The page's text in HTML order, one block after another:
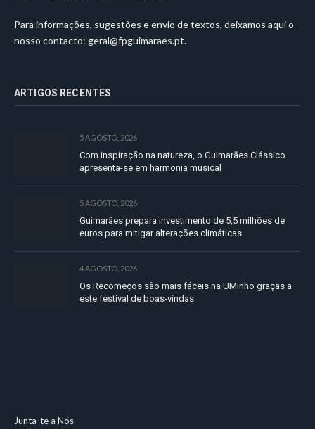
Para informações, sugestões e envio de textos, deixamos aqui o
nosso contacto: geral@fpguimaraes.pt.
ARTIGOS RECENTES
5 AGOSTO, 2026
Com inspiração na natureza, o Guimarães Clássico
apresenta-se em harmonia musical
5 AGOSTO, 2026
Guimarães prepara investimento de 5,5 milhões de
euros para mitigar alterações climáticas
4 AGOSTO, 2026
Os Recomeços são mais fáceis na UMinho graças a
este festival de boas-vindas
Junta-te a Nós